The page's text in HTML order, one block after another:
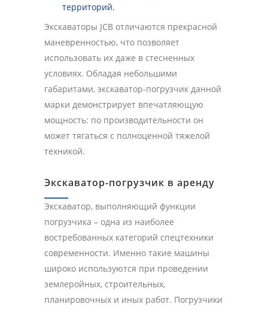
территорий.
Экскаваторы JCB отличаются прекрасной
маневренностью, что позволяет
использовать их даже в стесненных
условиях. Обладая небольшими
габаритами, экскаватор-погрузчик данной
марки демонстрирует впечатляющую
мощность: по производительности он
может тягаться с полноценной тяжелой
техникой.
Экскаватор-погрузчик в аренду
Экскаватор, выполняющий функции
погрузчика – одна из наиболее
востребованных категорий спецтехники
современности. Именно такие машины
широко используются при проведении
землеройных, строительных,
планировочных и иных работ. Погрузчики